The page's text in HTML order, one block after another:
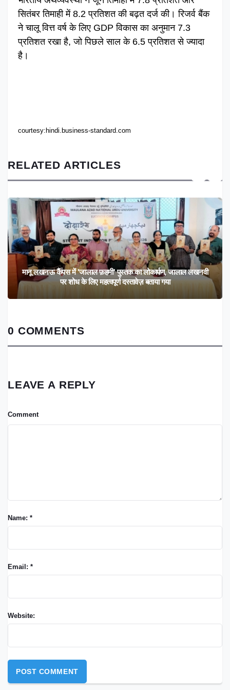
सितंबर तिमाही में 8.2 प्रतिशत की बढ़त दर्ज की। रिजर्व बैंक
ने चालू वित्त वर्ष के लिए GDP विकास का अनुमान 7.3
प्रतिशत रखा है, जो पिछले साल के 6.5 प्रतिशत से ज्यादा
है।
courtesy:hindi.business-standard.com
RELATED ARTICLES
मानू लखनऊ कैंपस में 'जालाल फ़हमी' पुस्तक का लोकार्पण, जालाल लखनवी
पर शोध के लिए महत्वपूर्ण दस्तावेज़ बताया गया
0 COMMENTS
LEAVE A REPLY
Comment
Name: *
Email: *
Website: